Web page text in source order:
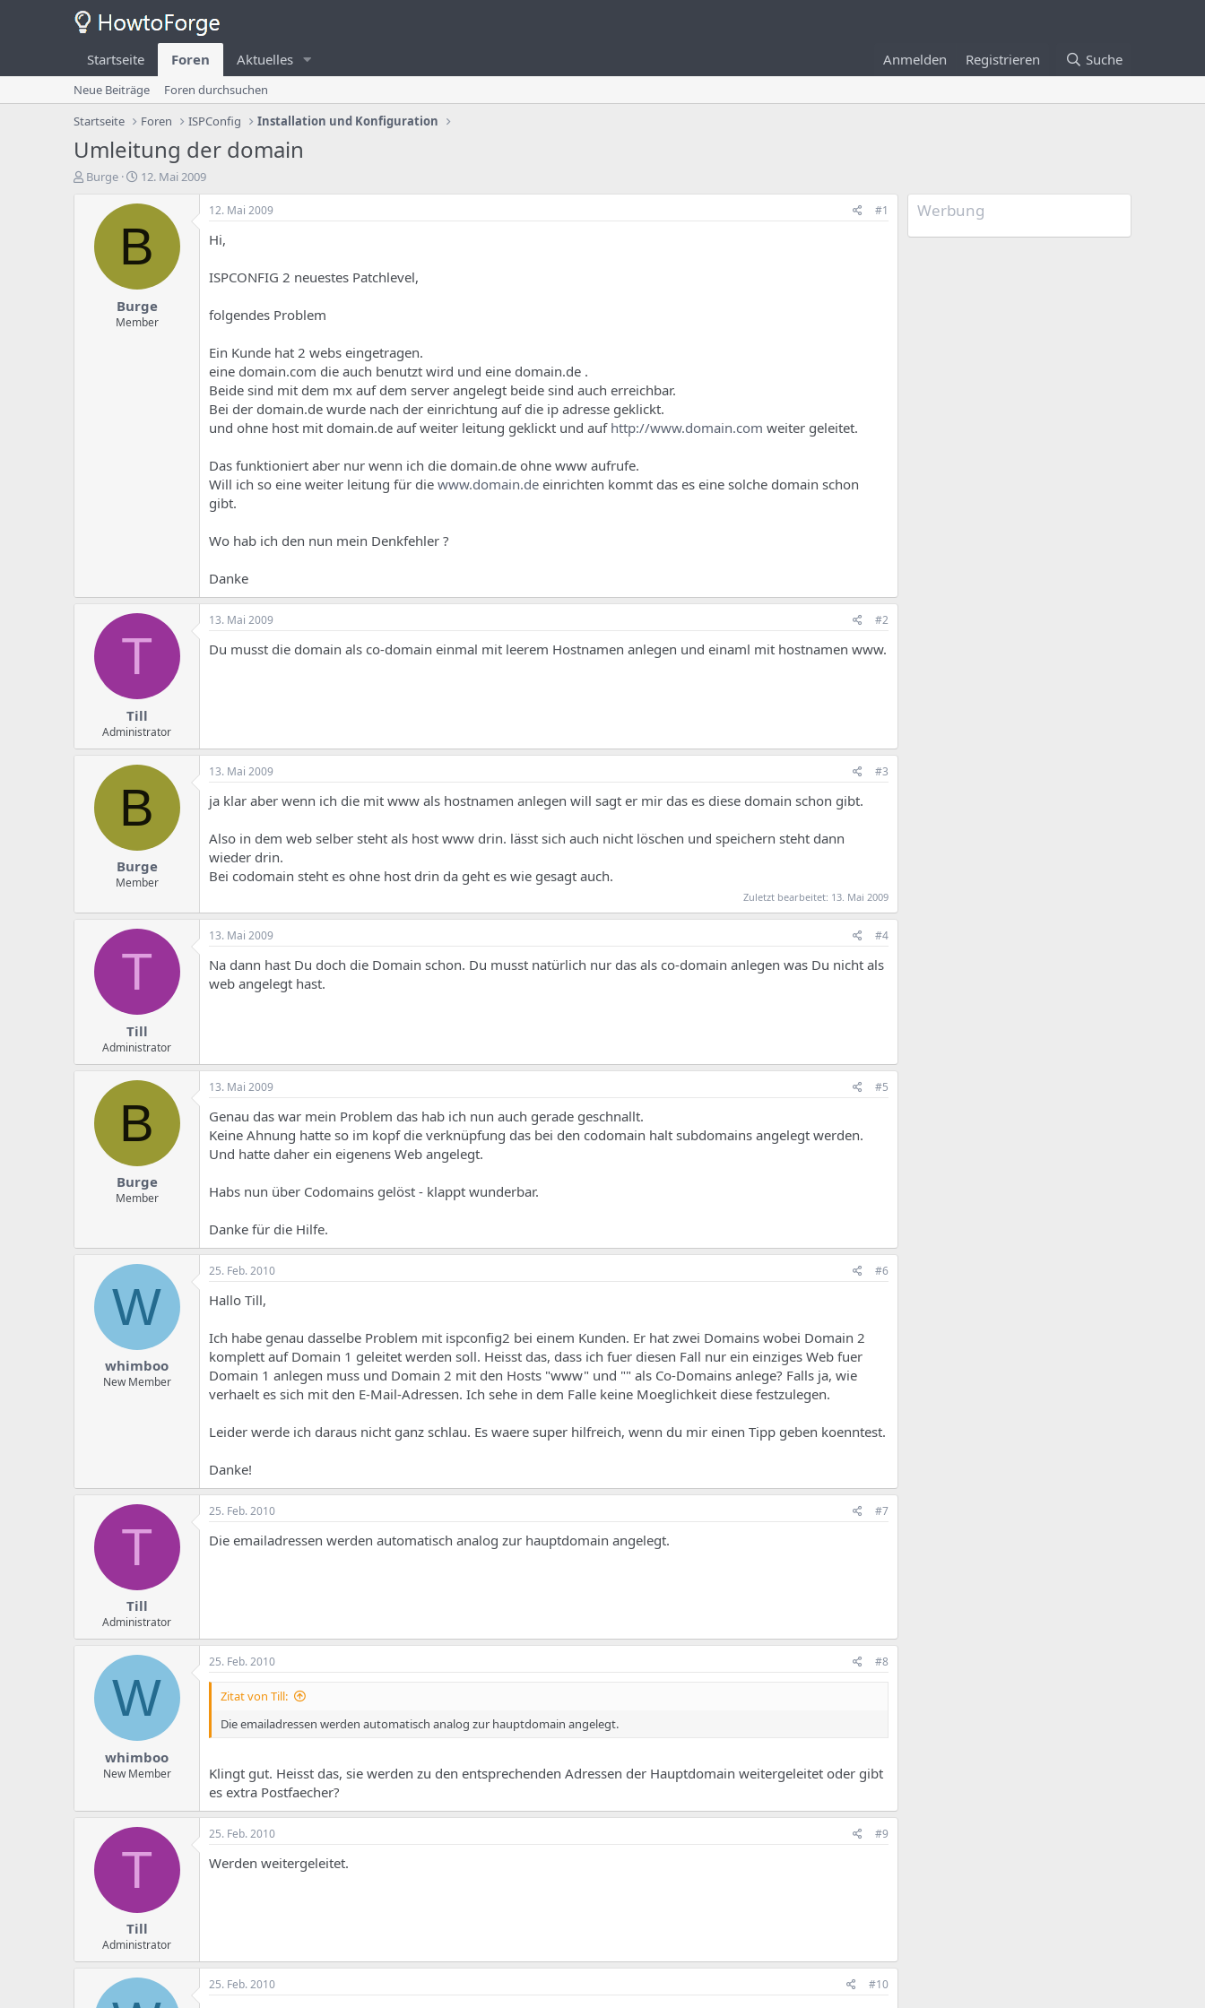
Startseite Foren Aktuelles Anmelden Registrieren Suche
Neue Beiträge
Foren durchsuchen
Startseite
Foren ISPConfig Installation und Konfiguration
Umleitung der domain
E
Burge
E
s
e
l
u
n
g
12. Mai 2009
B
Burge
Member
12. Mai 2009 #1
Hi,
ISPCONFIG 2 neuestes Patchlevel,
folgendes Problem
Ein Kunde hat 2 webs eingetragen.
eine domain.com die auch benutzt wird und eine domain.de .
Beide sind mit dem mx auf dem server angelegt beide sind auch erreichbar.
Bei der domain.de wurde nach der einrichtung auf die ip adresse geklickt.
und ohne host mit domain.de auf weiter leitung geklickt und auf http://www.domain.com weiter geleitet.
Das funktioniert aber nur wenn ich die domain.de ohne www aufrufe.
Will ich so eine weiter leitung für die www.domain.de einrichten kommt das es eine solche domain schon
gibt.
Wo hab ich den nun mein Denkfehler ?
Danke
T
Till
Administrator
13. Mai 2009 #2
Du musst die domain als co-domain einmal mit leerem Hostnamen anlegen und einaml mit hostnamen www.
B
Burge
Member
13. Mai 2009 #3
ja klar aber wenn ich die mit www als hostnamen anlegen will sagt er mir das es diese domain schon gibt.
Also in dem web selber steht als host www drin. lässt sich auch nicht löschen und speichern steht dann
wieder drin.
Bei codomain steht es ohne host drin da geht es wie gesagt auch.
Zuletzt bearbeitet: 13. Mai 2009
T
Till
Administrator
13. Mai 2009 #4
Na dann hast Du doch die Domain schon. Du musst natürlich nur das als co-domain anlegen was Du nicht als
web angelegt hast.
B
Burge
Member
13. Mai 2009 #5
Genau das war mein Problem das hab ich nun auch gerade geschnallt.
Keine Ahnung hatte so im kopf die verknüpfung das bei den codomain halt subdomains angelegt werden.
Und hatte daher ein eigenens Web angelegt.
Habs nun über Codomains gelöst - klappt wunderbar.
Danke für die Hilfe.
W
whimboo
New Member
25. Feb. 2010 #6
Hallo Till,
Ich habe genau dasselbe Problem mit ispconfig2 bei einem Kunden. Er hat zwei Domains wobei Domain 2
komplett auf Domain 1 geleitet werden soll. Heisst das, dass ich fuer diesen Fall nur ein einziges Web fuer
Domain 1 anlegen muss und Domain 2 mit den Hosts "www" und "" als Co-Domains anlege? Falls ja, wie
verhaelt es sich mit den E-Mail-Adressen. Ich sehe in dem Falle keine Moeglichkeit diese festzulegen.
Leider werde ich daraus nicht ganz schlau. Es waere super hilfreich, wenn du mir einen Tipp geben koenntest.
Danke!
T
Till
Administrator
25. Feb. 2010 #7
Die emailadressen werden automatisch analog zur hauptdomain angelegt.
W
whimboo
New Member
25. Feb. 2010 #8
Zitat von Till:
Die emailadressen werden automatisch analog zur hauptdomain angelegt.
Klingt gut. Heisst das, sie werden zu den entsprechenden Adressen der Hauptdomain weitergeleitet oder gibt
es extra Postfaecher?
T
Till
Administrator
25. Feb. 2010 #9
Werden weitergeleitet.
25. Feb. 2010 #10
Werbung